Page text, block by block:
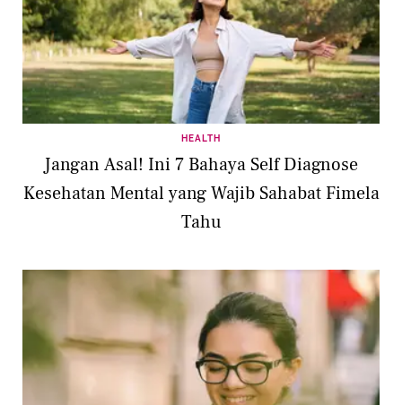
HEALTH
Jangan Asal! Ini 7 Bahaya Self Diagnose
Kesehatan Mental yang Wajib Sahabat Fimela
Tahu